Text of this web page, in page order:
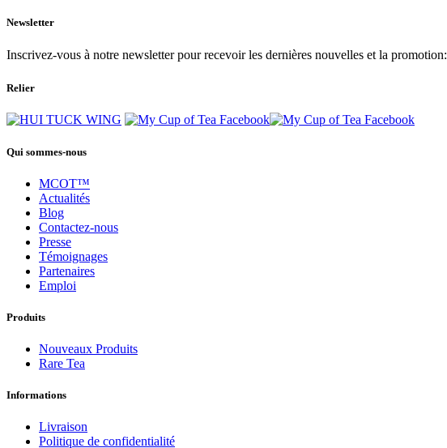
Newsletter
Inscrivez-vous à notre newsletter pour recevoir les dernières nouvelles et la promotion:
Relier
Qui sommes-nous
MCOT™
Actualités
Blog
Contactez-nous
Presse
Témoignages
Partenaires
Emploi
Produits
Nouveaux Produits
Rare Tea
Informations
Livraison
Politique de confidentialité